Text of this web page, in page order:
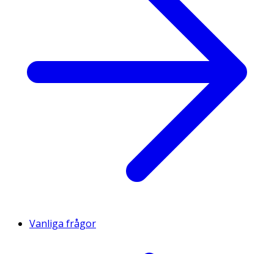
Vanliga frågor